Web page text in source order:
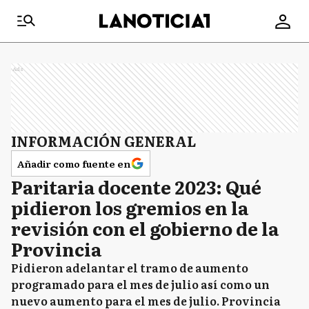
Ads
INFORMACIÓN GENERAL
Añadir como fuente en
Paritaria docente 2023: Qué
pidieron los gremios en la
revisión con el gobierno de la
Provincia
Pidieron adelantar el tramo de aumento
programado para el mes de julio así como un
nuevo aumento para el mes de julio. Provincia